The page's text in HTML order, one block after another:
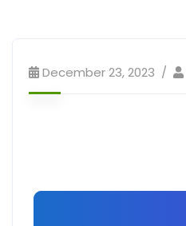
December 23, 2023